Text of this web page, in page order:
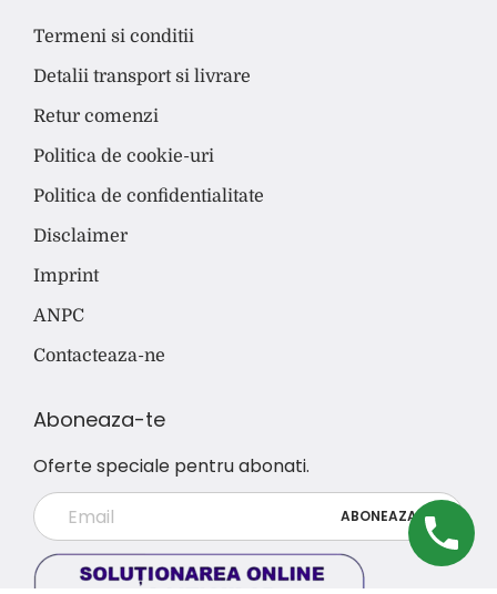
Termeni si conditii
Detalii transport si livrare
Retur comenzi
Politica de cookie-uri
Politica de confidentialitate
Disclaimer
Imprint
ANPC
Contacteaza-ne
Aboneaza-te
Oferte speciale pentru abonati.